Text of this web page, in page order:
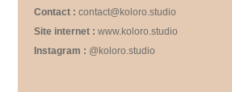
Contact : contact@koloro.studio
Site internet : www.koloro.studio
Instagram : @koloro.studio